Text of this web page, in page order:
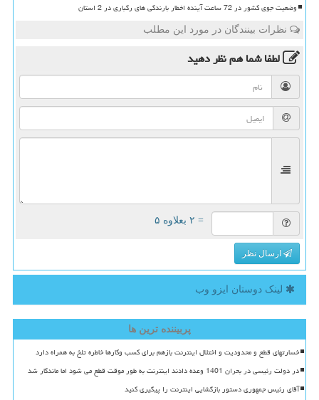
وضعیت جوی کشور در 72 ساعت آینده اخطار بارندگی های رگباری در 2 استان
نظرات بینندگان در مورد این مطلب
لطفا شما همنظر دهید
= ۲ بعلاوه ۵
ارسال نظر
لینک دوستان ایزو وب
پربیننده ترین ها
خسارتهای قطع و محدودیت و اختلال اینترنت بازهم برای کسب وکارها خاطره تلخ به همراه دارد
در دولت رئیسی در بحران 1401 وعده دادند اینترنت به طور موقت قطع می شود اما ماندگار شد
آقای رئیس جمهوری دستور بازگشایی اینترنت را پیگیری کنید